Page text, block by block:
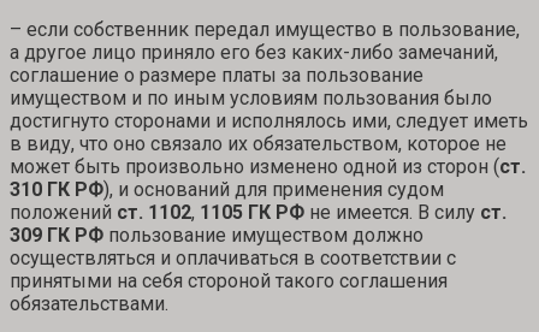
– если собственник передал имущество в пользование,
а другое лицо приняло его без каких-либо замечаний,
соглашение о размере платы за пользование
имуществом и по иным условиям пользования было
достигнуто сторонами и исполнялось ими, следует иметь
в виду, что оно связало их обязательством, которое не
может быть произвольно изменено одной из сторон (ст.
310 ГК РФ), и оснований для применения судом
положений ст. 1102, 1105 ГК РФ не имеется. В силу ст.
309 ГК РФ пользование имуществом должно
осуществляться и оплачиваться в соответствии с
принятыми на себя стороной такого соглашения
обязательствами.